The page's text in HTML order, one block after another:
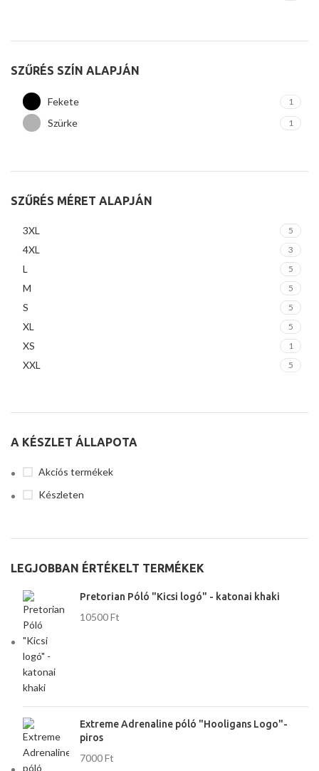
SZŰRÉS SZÍN ALAPJÁN
Fekete 1
Szürke 1
SZŰRÉS MÉRET ALAPJÁN
3XL 5
4XL 3
L 5
M 5
S 5
XL 5
XS 1
XXL 5
A KÉSZLET ÁLLAPOTA
Akciós termékek
Készleten
LEGJOBBAN ÉRTÉKELT TERMÉKEK
Pretorian Póló "Kicsi logó" - katonai khaki
10500Ft
Extreme Adrenaline póló "Hooligans Logo"-
piros
7000Ft